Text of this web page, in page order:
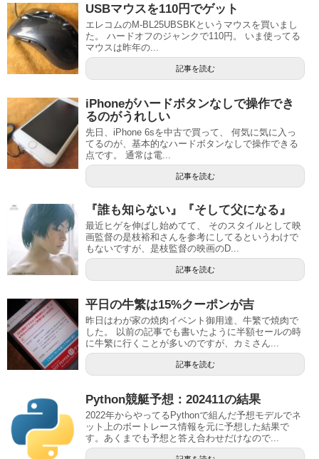
USBマウスを110円でゲット
エレコムのM-BL25UBSBKというマウスを買いまし
た。 ハードオフのジャンクで110円。 いま使ってる
マウスは昨年の...
記事を読む
iPhoneがハードボタンなしで操作でき
るのがうれしい
先日、iPhone 6sを中古で買って、 何気に気に入っ
てるのが、基本的なハードボタンなしで操作できる
点です。 通常は電...
記事を読む
『誰も知らない』『そして父になる』
最近ヒゲを伸ばし始めてて、 そのスタイルとして映
画監督の是枝裕和さんを参考にしてるというわけで
もないですが、是枝監督の映画のD...
記事を読む
平日の牛繁は15%クーポンが吉
昨日はわが家の焼肉イベント御用達、牛繁で焼肉で
した。 以前の記事でも書いたように半額セールの時
に牛繁に行くことが多いのですが、カミさん...
記事を読む
Python競艇予想：202411の結果
2022年からやってるPythonで組んだ予想モデルでネ
ット上のボートレース情報を元に予想した結果で
す。あくまでも予想と答え合わせだけなので...